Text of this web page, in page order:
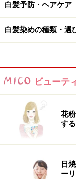
出典： カラ
は？ [女性の
カラーリン
の種類
髪のおしゃれを
にダメージを与
ージにつながる
白髪予防・ヘアケア
白髪染めの種類・選
ビューテ
花
する
日
ー